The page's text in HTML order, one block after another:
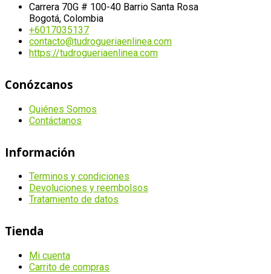
Carrera 70G # 100-40 Barrio Santa Rosa
Bogotá, Colombia
+6017035137
contacto@tudrogueriaenlinea.com
https://tudrogueriaenlinea.com
Conózcanos
Quiénes Somos
Contáctanos
Información
Terminos y condiciones
Devoluciones y reembolsos
Tratamiento de datos
Tienda
Mi cuenta
Carrito de compras